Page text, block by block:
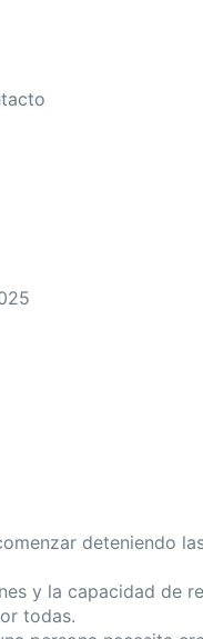
deteniendo
y la capacidad de
todas.